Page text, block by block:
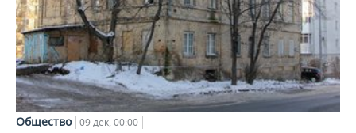
Общество 09 дек, 00:00